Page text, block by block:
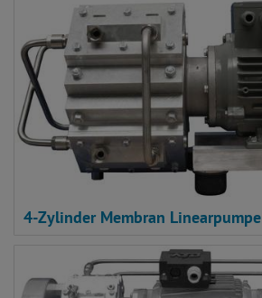
4-Zylinder Membran Linearpumpe